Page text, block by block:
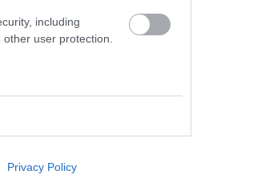
including
user protection.
Privacy Policy